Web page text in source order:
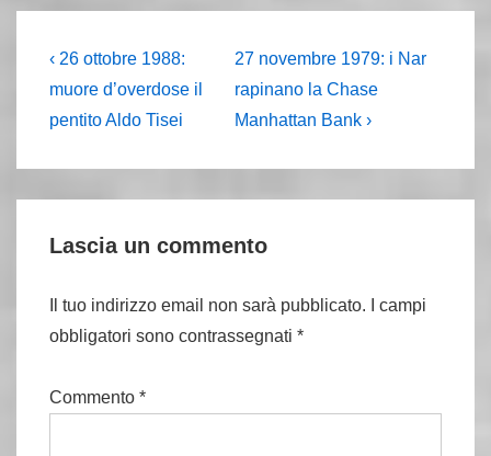
Navigazione
articoli
L'articolo
precedente
è
‹ 26 ottobre 1988:
muore d’overdose il
pentito Aldo Tisei
Il
prossimo
articolo
27 novembre 1979: i Nar
rapinano la Chase
Manhattan Bank ›
Lascia un commento
Il tuo indirizzo email non sarà pubblicato.
I campi
obbligatori sono contrassegnati *
Commento *